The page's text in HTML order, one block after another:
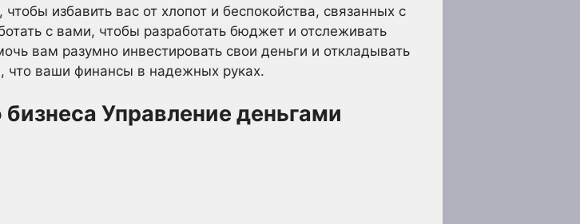
избавить вас от хлопот и беспокойства, связанных с
с вами, чтобы разработать бюджет и отслеживать
вам разумно инвестировать свои деньги и откладывать
ваши финансы в надежных руках.
Управление деньгами